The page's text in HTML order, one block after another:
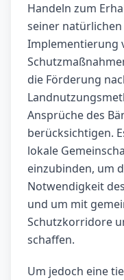
Handeln zum
seiner
Implementierung
die Förderung
Ansprüche des
berücksichtigen.
lokale
einzubinden, um
Notwendigkeit
und um mit
Schutzkorridore
schaffen.
Um jedoch eine